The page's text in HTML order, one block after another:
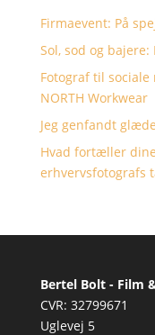
Firmaevent: På
Sol, sod og
Fotograf til
NORTH Workwear
Jeg genfandt
Hvad fortæller
erhvervsfotografs
Bertel Bolt - Film
CVR: 32799671
Uglevej 5